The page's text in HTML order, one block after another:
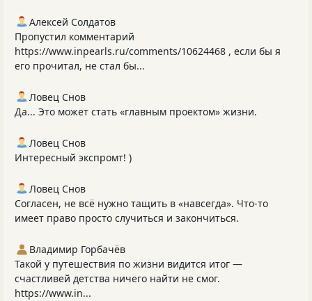
Алексей Солдатов
Пропустил комментарий
https://www.inpearls.ru/comments/10624468 , если бы я
его прочитал, не стал бы...
Ловец Снов
Да... Это может стать «главным проектом» жизни.
Ловец Снов
Интересный экспромт! )
Ловец Снов
Согласен, не всё нужно тащить в «навсегда». Что‑то
имеет право просто случиться и закончиться.
Владимир Горбачёв
Такой у путешествия по жизни видится итог —
счастливей детства ничего найти не смог.
https://www.in...